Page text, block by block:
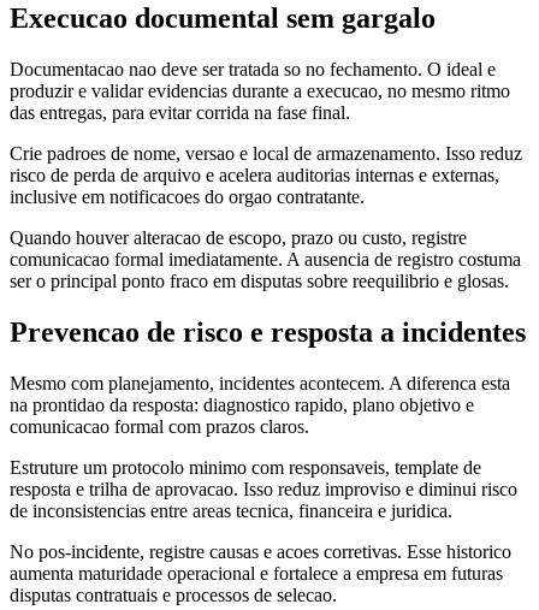
Execucao documental sem gargalo
Documentacao nao deve ser tratada so no fechamento. O ideal e
produzir e validar evidencias durante a execucao, no mesmo ritmo
das entregas, para evitar corrida na fase final.
Crie padroes de nome, versao e local de armazenamento. Isso reduz
risco de perda de arquivo e acelera auditorias internas e externas,
inclusive em notificacoes do orgao contratante.
Quando houver alteracao de escopo, prazo ou custo, registre
comunicacao formal imediatamente. A ausencia de registro costuma
ser o principal ponto fraco em disputas sobre reequilibrio e glosas.
Prevencao de risco e resposta a incidentes
Mesmo com planejamento, incidentes acontecem. A diferenca esta
na prontidao da resposta: diagnostico rapido, plano objetivo e
comunicacao formal com prazos claros.
Estruture um protocolo minimo com responsaveis, template de
resposta e trilha de aprovacao. Isso reduz improviso e diminui risco
de inconsistencias entre areas tecnica, financeira e juridica.
No pos-incidente, registre causas e acoes corretivas. Esse historico
aumenta maturidade operacional e fortalece a empresa em futuras
disputas contratuais e processos de selecao.